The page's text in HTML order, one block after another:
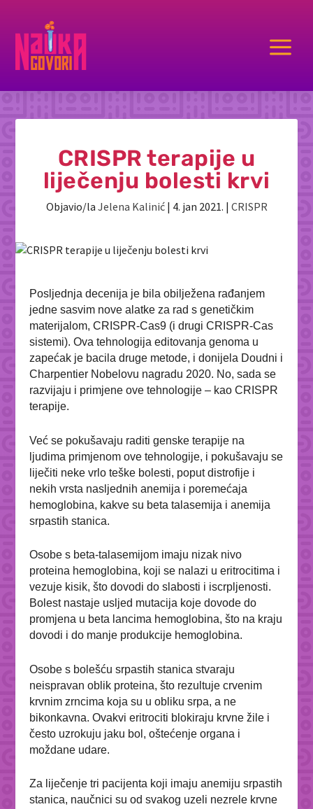
a
CRISPR terapije u
liječenju bolesti krvi
Objavio/la Jelena Kalinić| 4. jan 2021. | CRISPR
Posljednja decenija je bila obilježena rađanjem
jedne sasvim nove alatke za rad s genetičkim
materijalom, CRISPR-Cas9 (i drugi CRISPR-Cas
sistemi). Ova tehnologija editovanja genoma u
zapećak je bacila druge metode, i donijela Doudni i
Charpentier Nobelovu nagradu 2020. No, sada se
razvijaju i primjene ove tehnologije – kao CRISPR
terapije.
Već se pokušavaju raditi genske terapije na
ljudima primjenom ove tehnologije, i pokušavaju se
liječiti neke vrlo teške bolesti, poput distrofije i
nekih vrsta nasljednih anemija i poremećaja
hemoglobina, kakve su beta talasemija i anemija
srpastih stanica.
Osobe s beta-talasemijom imaju nizak nivo
proteina hemoglobina, koji se nalazi u eritrocitima i
vezuje kisik, što dovodi do slabosti i iscrpljenosti.
Bolest nastaje usljed mutacija koje dovode do
promjena u beta lancima hemoglobina, što na kraju
dovodi i do manje produkcije hemoglobina.
Osobe s bolešću srpastih stanica stvaraju
neispravan oblik proteina, što rezultuje crvenim
krvnim zrncima koja su u obliku srpa, a ne
bikonkavna. Ovakvi eritrociti blokiraju krvne žile i
često uzrokuju jaku bol, oštećenje organa i
moždane udare.
Za liječenje tri pacijenta koji imaju anemiju srpastih
stanica, naučnici su od svakog uzeli nezrele krvne